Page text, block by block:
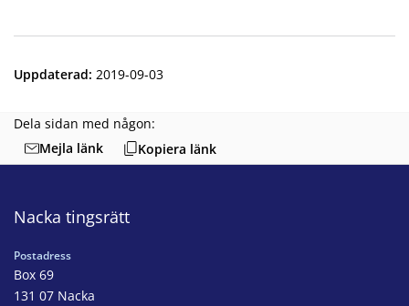
Uppdaterad: 2019-09-03
Dela sidan med någon:
Mejla länk
Kopiera länk
Nacka tingsrätt
Postadress
Box 69
131 07 Nacka